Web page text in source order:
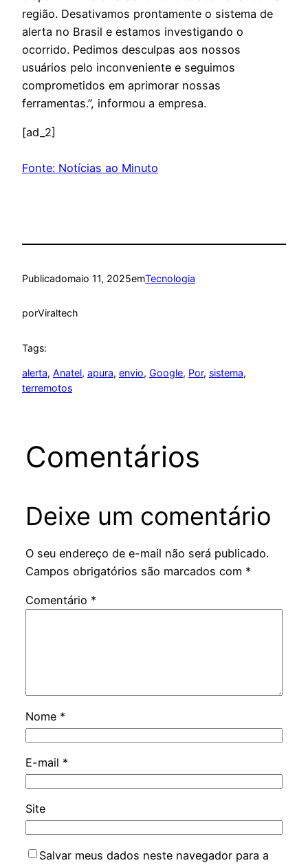
região. Desativamos prontamente o sistema de
alerta no Brasil e estamos investigando o
ocorrido. Pedimos desculpas aos nossos
usuários pelo inconveniente e seguimos
comprometidos em aprimorar nossas
ferramentas.”, informou a empresa.
[ad_2]
Fonte: Notícias ao Minuto
Publicadomaio 11, 2025emTecnologia
porViraltech
Tags:
alerta, Anatel, apura, envio, Google, Por, sistema
terremotos
Comentários
Deixe um comentário
O seu endereço de e-mail não será publicado.
Campos obrigatórios são marcados com *
Comentário *
Nome *
E-mail *
Site
Salvar meus dados neste navegador para a